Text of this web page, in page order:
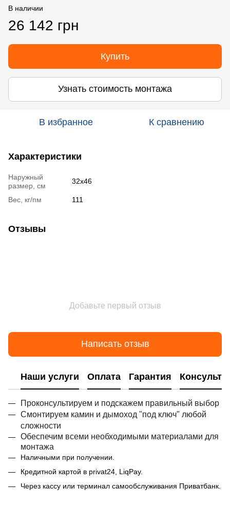
В наличии
26 142 грн
Купить
Узнать стоимость монтажа
В избранное К сравнению
Характеристики
Наружный
размер, см
32х46
Вес, кг/пм 111
Отзывы
Добавьте первый отзыв
Написать отзыв
Наши услуги Оплата Гарантия
Проконсультируем и подскажем правильный выбор
Смонтируем камин и дымоход "под ключ" любой
сложности
Обеспечим всеми необходимыми материалами для
монтажа
Наличными при получении.
Кредитной картой в privat24, LiqPay.
Через кассу или терминал самообслуживания Приватбанк.